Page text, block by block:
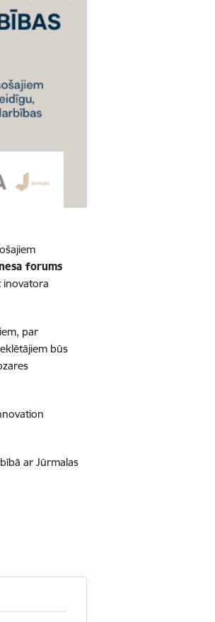
forums
inovatora
par
būs
ar Jūrmalas